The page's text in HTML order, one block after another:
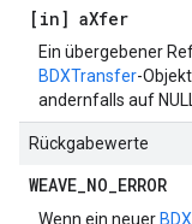
[in] aXfer
Ein übergebener
BDXTransfer-
andernfalls auf
Rückgabewerte
WEAVE_NO_ERROR
Wenn ein neuer